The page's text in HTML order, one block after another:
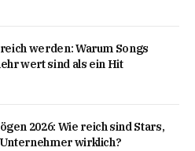
werden: Warum Songs
wert sind als ein Hit
2026: Wie reich sind Stars,
wirklich?